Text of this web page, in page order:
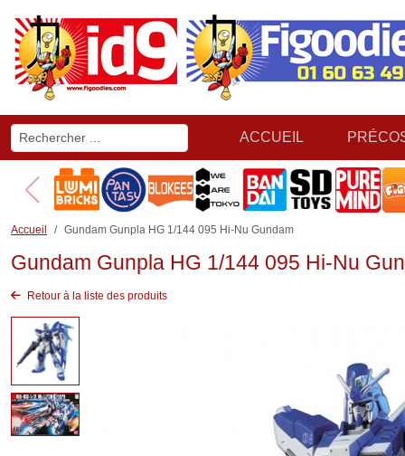
ACCUEIL
Accueil Gundam Gunpla HG 1/144 095 Hi-Nu Gundam
Gundam Gunpla HG 1/144 095 Hi-Nu
Retour à la liste des produits